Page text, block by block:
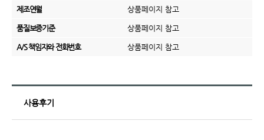
제조연월 상품페이지 참고
품질보증기준 상품페이지 참고
A/S 책임자와 전화번호 상품페이지 참고
사용후기